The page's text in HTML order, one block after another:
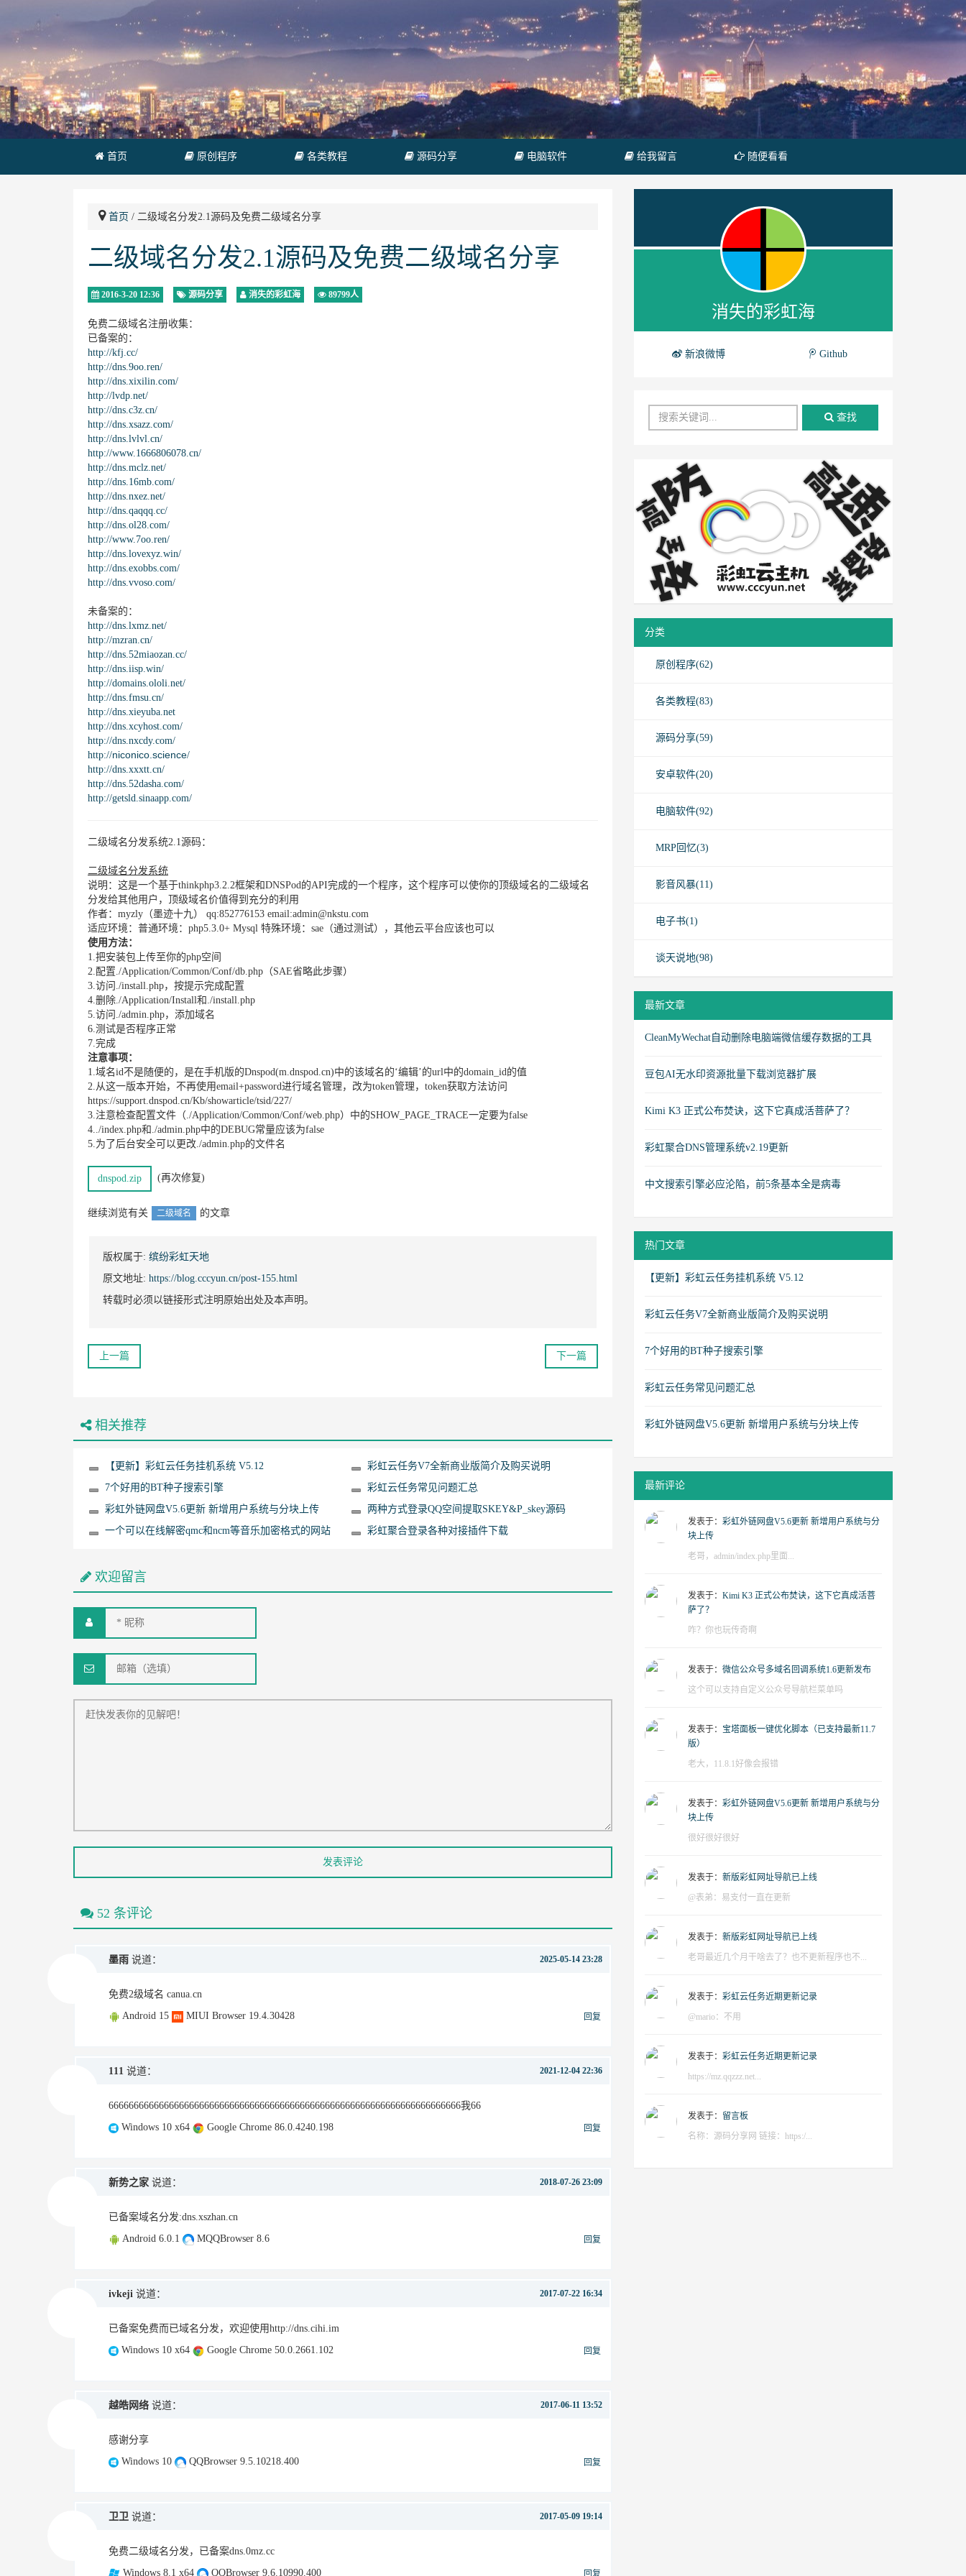
首页 原创程序 各类教程 源码分享 电脑软件 给我留言 随便看看
首页 / 二级域名分发2.1源码及免费二级域名分享
二级域名分发2.1源码及免费二级域名分享
2016-3-20 12:36 源码分享 消失的彩虹海 89799人
免费二级域名注册收集：
已备案的：
http://kfj.cc/
http://dns.9oo.ren/
http://dns.xixilin.com/
http://lvdp.net/
http://dns.c3z.cn/
http://dns.xsazz.com/
http://dns.lvlvl.cn/
http://www.1666806078.cn/
http://dns.mclz.net/
http://dns.16mb.com/
http://dns.nxez.net/
http://dns.qaqqq.cc/
http://dns.ol28.com/
http://www.7oo.ren/
http://dns.lovexyz.win/
http://dns.exobbs.com/
http://dns.vvoso.com/
未备案的：
http://dns.lxmz.net/
http://mzran.cn/
http://dns.52miaozan.cc/
http://dns.iisp.win/
http://domains.ololi.net/
http://dns.fmsu.cn/
http://dns.xieyuba.net
http://dns.xcyhost.com/
http://dns.nxcdy.com/
http://niconico.science/
http://dns.xxxtt.cn/
http://dns.52dasha.com/
http://getsld.sinaapp.com/
二级域名分发系统2.1源码：
二级域名分发系统
说明：这是一个基于thinkphp3.2.2框架和DNSPod的API完成的一个程序，这个程序可以使你的顶级域名的二级域名
分发给其他用户，顶级域名价值得到充分的利用
作者：myzly（墨迹十九） qq:852776153 email:admin@nkstu.com
适应环境：普通环境：php5.3.0+ Mysql 特殊环境：sae（通过测试），其他云平台应该也可以
使用方法：
1.把安装包上传至你的php空间
2.配置./Application/Common/Conf/db.php（SAE省略此步骤）
3.访问./install.php，按提示完成配置
4.删除./Application/Install和./install.php
5.访问./admin.php，添加域名
6.测试是否程序正常
7.完成
注意事项：
1.域名id不是随便的，是在手机版的Dnspod(m.dnspod.cn)中的该域名的‘编辑’的url中的domain_id的值
2.从这一版本开始，不再使用email+password进行域名管理，改为token管理，token获取方法访问
https://support.dnspod.cn/Kb/showarticle/tsid/227/
3.注意检查配置文件（./Application/Common/Conf/web.php）中的SHOW_PAGE_TRACE一定要为false
4../index.php和./admin.php中的DEBUG常量应该为false
5.为了后台安全可以更改./admin.php的文件名
dnspod.zip (再次修复)
继续浏览有关 二级域名 的文章
版权属于: 缤纷彩虹天地
原文地址: https://blog.cccyun.cn/post-155.html
转载时必须以链接形式注明原始出处及本声明。
上一篇 下一篇
相关推荐
【更新】彩虹云任务挂机系统 V5.12
彩虹云任务V7全新商业版简介及购买说明
7个好用的BT种子搜索引擎
彩虹云任务常见问题汇总
彩虹外链网盘V5.6更新 新增用户系统与分块上传
两种方式登录QQ空间提取SKEY&P_skey源码
一个可以在线解密qmc和ncm等音乐加密格式的网站
彩虹聚合登录各种对接插件下载
欢迎留言
52 条评论
墨雨 说道： 2025-05-14 23:28
免费2级域名 canua.cn
Android 15
MIUI Browser 19.4.30428 回复
111 说道： 2021-12-04 22:36
6666666666666666666666666666666666666666666666666666666666666666666666我66
Windows 10 x64
Google Chrome 86.0.4240.198 回复
新势之家 说道： 2018-07-26 23:09
已备案域名分发:dns.xszhan.cn
Android 6.0.1
MQQBrowser 8.6 回复
ivkeji 说道： 2017-07-22 16:34
已备案免费而已域名分发，欢迎使用http://dns.cihi.im
Windows 10 x64
Google Chrome 50.0.2661.102 回复
越皓网络 说道： 2017-06-11 13:52
感谢分享
Windows 10
QQBrowser 9.5.10218.400 回复
卫卫 说道： 2017-05-09 19:14
免费二级域名分发，已备案dns.0mz.cc
Windows 8.1 x64
QQBrowser 9.6.10990.400 回复
消失的彩虹海
新浪微博 Github
查找
分类
原创程序(62)
各类教程(83)
源码分享(59)
安卓软件(20)
电脑软件(92)
MRP回忆(3)
影音风暴(11)
电子书(1)
谈天说地(98)
最新文章
CleanMyWechat自动删除电脑端微信缓存数据的工具
豆包AI无水印资源批量下载浏览器扩展
Kimi K3 正式公布焚诀，这下它真成活菩萨了？
彩虹聚合DNS管理系统v2.19更新
中文搜索引擎必应沦陷，前5条基本全是病毒
热门文章
【更新】彩虹云任务挂机系统 V5.12
彩虹云任务V7全新商业版简介及购买说明
7个好用的BT种子搜索引擎
彩虹云任务常见问题汇总
彩虹外链网盘V5.6更新 新增用户系统与分块上传
最新评论
发表于： 彩虹外链网盘V5.6更新 新增用户系统与分
块上传
老哥，admin/index.php里面...
发表于： Kimi K3 正式公布焚诀，这下它真成活菩
萨了？
咋？你也玩传奇啊
发表于： 微信公众号多域名回调系统1.6更新发布
这个可以支持自定义公众号导航栏菜单吗
发表于： 宝塔面板一键优化脚本（已支持最新11.7
版）
老大，11.8.1好像会报错
发表于： 彩虹外链网盘V5.6更新 新增用户系统与分
块上传
很好很好很好
发表于： 新版彩虹网址导航已上线
@表弟：易支付一直在更新
发表于： 新版彩虹网址导航已上线
老哥最近几个月干啥去了？也不更新程序也不...
发表于： 彩虹云任务近期更新记录
@mario：不用
发表于： 彩虹云任务近期更新记录
https://mz.qqzzz.net...
发表于： 留言板
名称：源码分享网 链接：https:/...